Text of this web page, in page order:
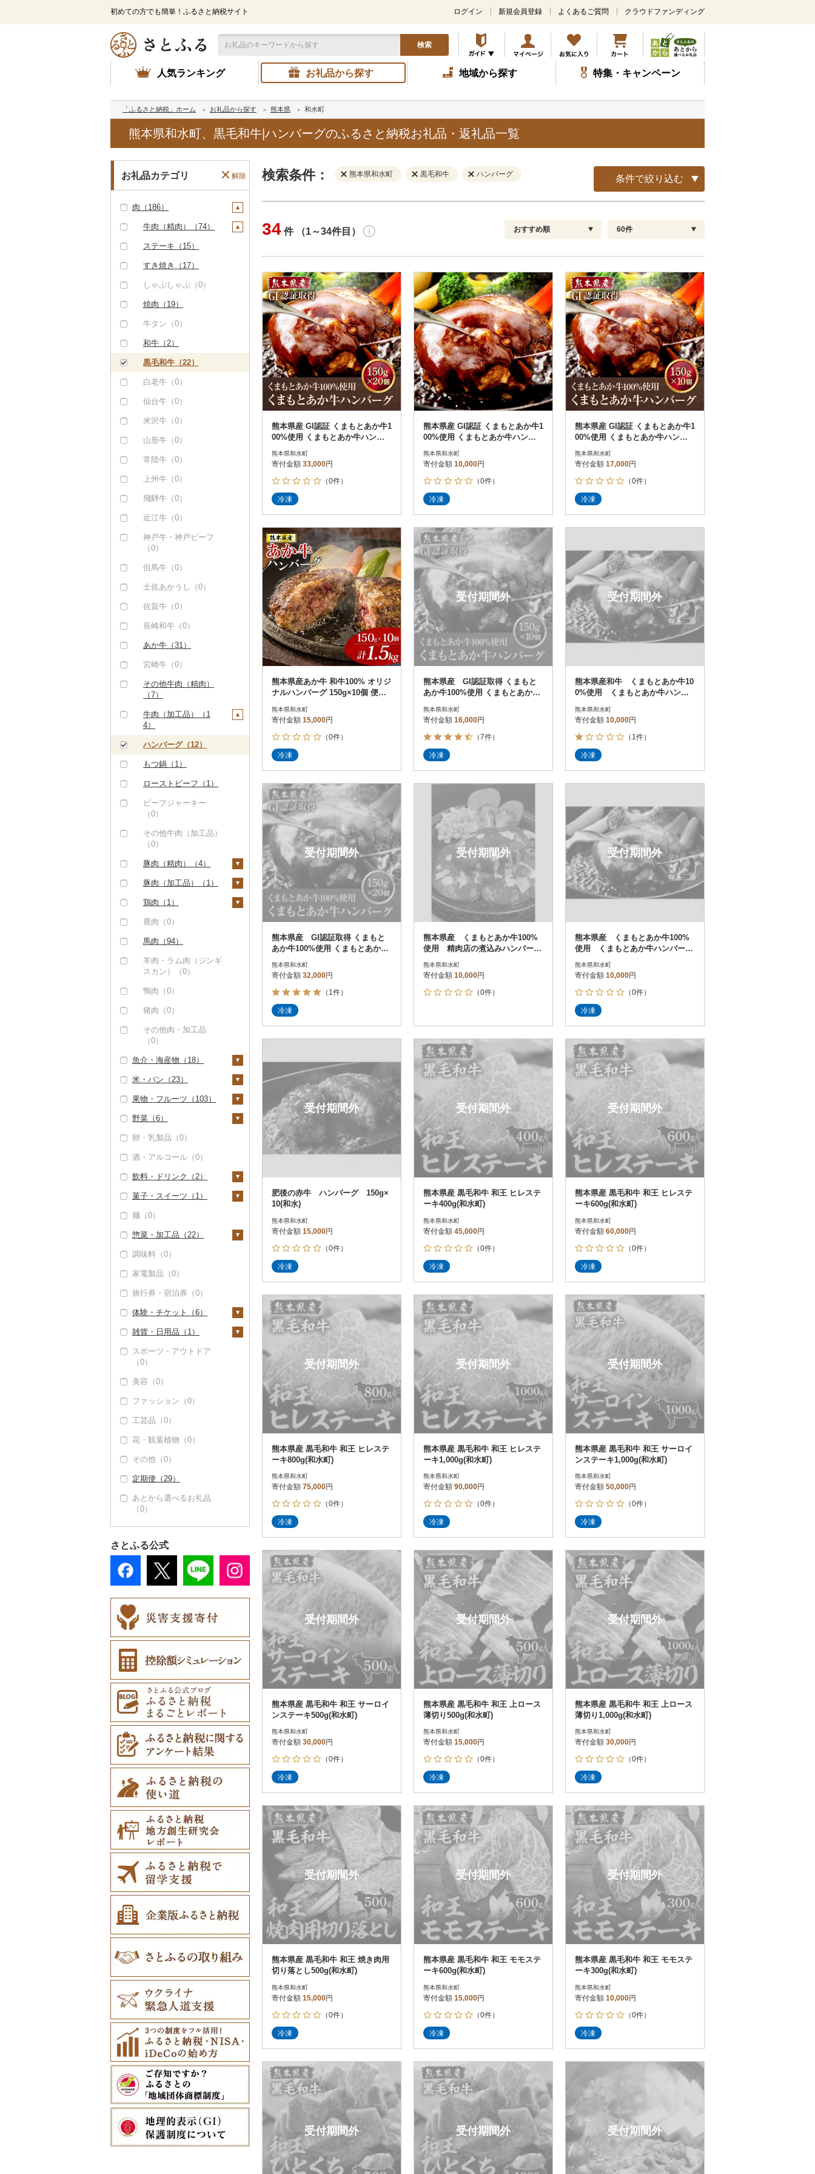
初めての方でも簡単！ふるさと納税サイト
メ
ン
コ
ン
テ
ツ
ッ
ログイン 新規会員登録 よくあるご質問 クラウドファンディング
検索
人気ランキング お礼品から探す 地域から探す 特集・キャンペーン
「ふるさと納税」ホーム お礼品から探す 熊本県 和水町
熊本県和水町、黒毛和牛|ハンバーグのふるさと納税お礼品・返礼品一覧
お礼品カテゴリ 解除
肉（186）
牛肉（精肉）（74）
ステーキ（15）
すき焼き（17）
しゃぶしゃぶ（0）
焼肉（19）
牛タン（0）
和牛（2）
黒毛和牛（22）
白老牛（0）
仙台牛（0）
米沢牛（0）
山形牛（0）
常陸牛（0）
上州牛（0）
飛騨牛（0）
近江牛（0）
神戸牛・神戸ビーフ
（0）
但馬牛（0）
土佐あかうし（0）
佐賀牛（0）
長崎和牛（0）
あか牛（31）
宮崎牛（0）
その他牛肉（精肉）
（7）
牛肉（加工品）（1
4）
ハンバーグ（12）
もつ鍋（1）
ローストビーフ（1）
ビーフジャーキー
（0）
その他牛肉（加工品）
（0）
豚肉（精肉）（4）
ステーキ（0）
すき焼き（0）
しゃぶしゃぶ（3）
焼肉（0）
アグー豚（0）
（1）
豚肉（加工品）（1）
ハンバーグ（0）
もつ鍋（0）
ハム（0）
ソーセージ・ウインナ
ー（1）
ベーコン・サラミ
（0）
鶏肉（1）
鶏肉（精肉）（1）
ハム・ソーセージ
唐揚げ（0）
中津からあげ（0）
水炊き（0）
地鶏（0）
鹿肉（0）
馬肉（94）
羊肉・ラム肉（ジンギ
スカン）（0）
鴨肉（0）
猪肉（0）
その他肉・加工品
（0）
魚介・海産物（18）
カニ（0）
エビ（0）
いくら（0）
うに（0）
明太子・たらこ（0）
その他魚卵（0）
貝（0）
うなぎ（0）
鮮魚（0）
イカ・タコ（0）
海苔・海藻（0）
干物（0）
その他魚介・加工品
（0）
（0）
その他魚介・加工品
（18）
米・パン（23）
米（23）
精米（20）
無洗米（19）
玄米（0）
金芽米（0）
ゆめぴりか（0）
つや姫（0）
コシヒカリ（0）
はえぬき（0）
さがびより（0）
あきたこまち（0）
ひとめぼれ（0）
ミルキークィーン
ななつぼし（0）
その他米（1）
雑穀（0）
餅（0）
その他穀物加工品
果物・フルーツ（103）
ぶどう・マスカット
（2）
その他ぶどう・マスカ
ット（0）
（0）
4）
ドライフルーツ（0）
その他果物（0）
野菜（6）
いも（3）
じゃがいも（0）
さつまいも（3）
その他いも（0）
トマト（0）
玉ねぎ（0）
ねぎ（0）
とうもろこし（0）
根菜（0）
アスパラガス（0）
豆（3）
きのこ（0）
その他野菜（0）
卵・乳製品（0）
酒・アルコール（0）
飲料・ドリンク（2）
水・ミネラルウォータ
（0）
茶（0）
果汁飲料（2）
りんごジュース（0）
みかんジュース（オレ
ンジジュース）（2）
紅茶（0）
その他飲料・ジュース
（0）
菓子・スイーツ（1）
ケーキ（0）
クッキー（1）
焼き菓子（1）
プリン（0）
ゼリー（0）
チョコレート（0）
カステラ（0）
アイス・ジェラート
（0）
その他洋菓子（0）
煎餅・おかき（0）
羊羹（0）
饅頭（0）
大福（0）
その他和菓子（0）
麺（0）
惣菜・加工品（22）
惣菜（5）
餃子（5）
シュウマイ（0）
コロッケ（0）
その他惣菜（0）
カレー・シチュー
その他鍋（0）
スープ（0）
豆腐・納豆（0）
漬物（0）
缶詰・瓶詰（0）
乾物（0）
燻製（スモーク）
その他加工品（10）
調味料（0）
家電製品（0）
旅行券・宿泊券（0）
体験・チケット（6）
PayPay商品券（6）
食事券（0）
用券（0）
水族館（0）
動物園（0）
釣り（0）
ダイビング（0）
スキーチケット・リフ
ゴルフプレー券（0）
花火大会チケット
（0）
カタログギフト（0）
その他体験・チケット
雑貨・日用品（1）
家具・インテリア
（0）
寝具（0）
タオル（0）
文房具・印鑑（0）
食器（1）
グラス・カップ（1）
タンブラー（0）
箸（0）
ナイフ（0）
皿・椀（0）
弁当箱（0）
その他食器（0）
キッチン用品（0）
日用品（0）
楽器・器材（0）
（0）
ご当地キャラクター
（0）
ベビー用品（0）
ペット用品（0）
防災グッズ（0）
その他雑貨（0）
スポーツ・アウトドア
（0）
美容（0）
ファッション（0）
工芸品（0）
花・観葉植物（0）
その他（0）
定期便（29）
あとから選べるお礼品
（0）
さとふる公式
検索条件： 熊本県和水町 黒毛和牛 ハンバーグ 条件で絞り込む
円
決済方法 解除
PayPay
クレジットカード決済
Amazon Pay
楽天ペイ
メルペイ
コンビニ支払い
ソフトバンクまとめて支払い
d払い
金融機関(Pay-easy決済)
解除
発送種別 解除
通常
冷蔵便
冷凍便
配送指定 解除
お届け日時指定可
お届け時間帯指定可
発送される月指定可
その他 解除
さとふる限定のお礼品
定期便
さとふるアプリdeワンストップ申請
対象
結果を見る（
34 件 （1～34件目） おすすめ順
新着順
レビュー件数順
レビュー評価順
寄付金額が高い順
寄付金額が低い順
60件
60
90
120
熊本県産 GI認証 くまもとあか牛1
00%使用 くまもとあか牛ハンバ
ーグ 150g×20(和水町)
熊本県和水町
寄付金額 33,000円
（0件）
冷凍
熊本県産 GI認証 くまもとあか牛1
00%使用 くまもとあか牛ハンバ
ーグ 150g×6(和水町)
熊本県和水町
寄付金額 10,000円
（0件）
冷凍
熊本県産 GI認証 くまもとあか牛1
00%使用 くまもとあか牛ハンバ
ーグ 150g×10(和水町)
熊本県和水町
寄付金額 17,000円
（0件）
冷凍
熊本県産あか牛 和牛100% オリジ
ナルハンバーグ 150g×10個 便利
熊本県和水町
寄付金額 15,000円
（0件）
冷凍
受付期間外
熊本県産 GI認証取得 くまもと
あか牛100%使用 くまもとあか牛
熊本県和水町
寄付金額 16,000円
（7件）
冷凍
受付期間外
熊本県産和牛 くまもとあか牛10
0%使用 くまもとあか牛ハンバ
熊本県和水町
寄付金額 10,000円
（1件）
冷凍
受付期間外
熊本県産 GI認証取得 くまもと
あか牛100%使用 くまもとあか牛
熊本県和水町
寄付金額 32,000円
（1件）
冷凍
受付期間外
熊本県産 くまもとあか牛100%
使用 精肉店の煮込みハンバー
熊本県和水町
寄付金額 10,000円
（0件）
受付期間外
熊本県産 くまもとあか牛100%
使用 くまもとあか牛ハンバー
熊本県和水町
寄付金額 10,000円
（0件）
冷凍
受付期間外
肥後の赤牛 ハンバーグ 150g×
10(和水)
熊本県和水町
寄付金額 15,000円
（0件）
冷凍
受付期間外
熊本県産 黒毛和牛 和王 ヒレステ
ーキ400g(和水町)
熊本県和水町
寄付金額 45,000円
（0件）
冷凍
受付期間外
熊本県産 黒毛和牛 和王 ヒレステ
ーキ600g(和水町)
熊本県和水町
寄付金額 60,000円
（0件）
冷凍
受付期間外
熊本県産 黒毛和牛 和王 ヒレステ
ーキ800g(和水町)
熊本県和水町
寄付金額 75,000円
（0件）
冷凍
受付期間外
熊本県産 黒毛和牛 和王 ヒレステ
ーキ1,000g(和水町)
熊本県和水町
寄付金額 90,000円
（0件）
冷凍
受付期間外
熊本県産 黒毛和牛 和王 サーロイ
ンステーキ1,000g(和水町)
熊本県和水町
寄付金額 50,000円
（0件）
冷凍
受付期間外
熊本県産 黒毛和牛 和王 サーロイ
ンステーキ500g(和水町)
熊本県和水町
寄付金額 30,000円
（0件）
冷凍
受付期間外
熊本県産 黒毛和牛 和王 上ロース
薄切り500g(和水町)
熊本県和水町
寄付金額 15,000円
（0件）
冷凍
受付期間外
熊本県産 黒毛和牛 和王 上ロース
薄切り1,000g(和水町)
熊本県和水町
寄付金額 30,000円
（0件）
冷凍
受付期間外
熊本県産 黒毛和牛 和王 焼き肉用
切り落とし500g(和水町)
熊本県和水町
寄付金額 15,000円
（0件）
冷凍
受付期間外
熊本県産 黒毛和牛 和王 モモステ
ーキ600g(和水町)
熊本県和水町
寄付金額 15,000円
（0件）
冷凍
受付期間外
熊本県産 黒毛和牛 和王 モモステ
ーキ300g(和水町)
熊本県和水町
寄付金額 10,000円
（0件）
冷凍
受付期間外 受付期間外 受付期間外